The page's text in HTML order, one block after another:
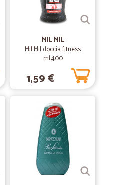
MIL MIL
Mil Mil doccia fitness
ml.400
1,59 €